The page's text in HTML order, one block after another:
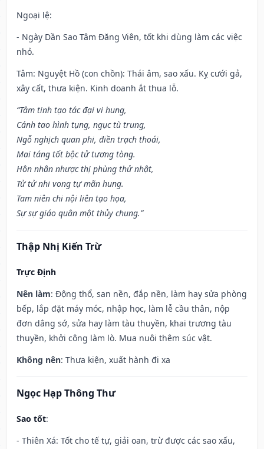
Ngoại lệ:
- Ngày Dần Sao Tâm Đăng Viên, tốt khi dùng làm các việc
nhỏ.
Tâm: Nguyệt Hồ (con chồn): Thái âm, sao xấu. Kỵ cưới gả,
xây cất, thưa kiện. Kinh doanh ắt thua lỗ.
“Tâm tinh tạo tác đại vi hung,
Cánh tao hình tụng, ngục tù trung,
Ngỗ nghịch quan phi, điền trạch thoái,
Mai táng tốt bộc tử tương tòng.
Hôn nhân nhược thị phùng thử nhật,
Tử tử nhi vong tự mãn hung.
Tam niên chi nội liên tạo họa,
Sự sự giáo quân một thủy chung.”
Thập Nhị Kiến Trừ
Trực Định
Nên làm: Động thổ, san nền, đắp nền, làm hay sửa phòng
bếp, lắp đặt máy móc, nhập học, làm lễ cầu thân, nộp
đơn dâng sớ, sửa hay làm tàu thuyền, khai trương tàu
thuyền, khởi công làm lò. Mua nuôi thêm súc vật.
Không nên: Thưa kiện, xuất hành đi xa
Ngọc Hạp Thông Thư
Sao tốt:
- Thiên Xá: Tốt cho tế tự, giải oan, trừ được các sao xấu,